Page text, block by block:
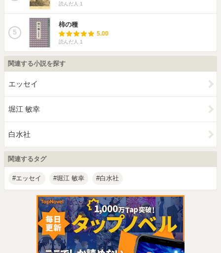
読んだ人 1
5
柿の種
5.00
読んだ人 1
関連する小説を探す
エッセイ
堀江 敏幸
白水社
関連するタグ
エッセイ 堀江 敏幸 白水社